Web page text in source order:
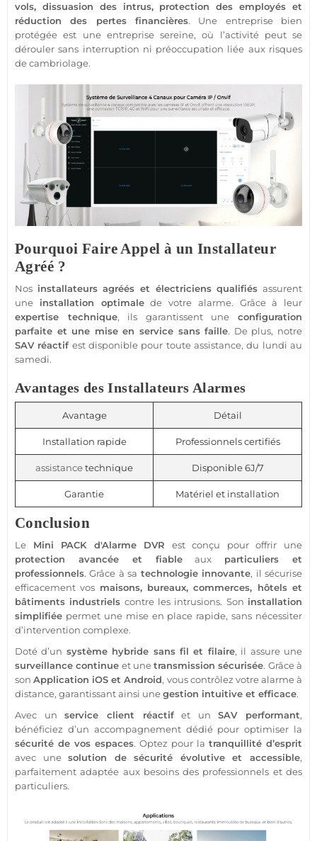
vols, dissuasion des intrus, protection des employés et
réduction des pertes financières. Une entreprise bien
protégée est une entreprise sereine, où l’activité peut se
dérouler sans interruption ni préoccupation liée aux risques
de cambriolage.
Pourquoi Faire Appel à un Installateur
Agréé ?
Nos installateurs agréés et électriciens qualifiés assurent
une installation optimalede votre alarme. Grâce à leur
expertise technique, ils garantissent uneconfiguration
parfaite et une mise en service sans faille. De plus, notre
SAV réactif est disponible pour touteassistance, du lundi au
samedi.
Avantages des Installateurs Alarmes
Avantage Détail
Installation rapide Professionnels certifiés
assistancetechnique Disponible 6J/7
Garantie Matériel et installation
Conclusion
Le Mini PACK d'AlarmeDVR est conçu pour offrir une
protection avancée et fiableaux particuliers et
professionnels. Grâce à sa technologie innovante, il sécurise
efficacement vos maisons, bureaux,commerces, hôtelset
bâtiments industriels contre les intrusions. Son installation
simplifiée permet une mise en place rapide, sans nécessiter
d’intervention complexe.
Doté d’un systèmehybride sans fil et filaire, il assure une
surveillance continue et unetransmission sécurisée. Grâce à
sonApplication iOS etAndroid, vous contrôlez votrealarmeà
distance, garantissant ainsi unegestion intuitive et efficace.
Avec unservice client réactifet unSAV performant,
bénéficiez d’un accompagnement dédié pour optimiser la
sécurité de vos espaces. Optez pour la tranquillité d’esprit
avec unesolution desécurité évolutive et accessible,
parfaitement adaptée aux besoins des professionnels et des
particuliers.